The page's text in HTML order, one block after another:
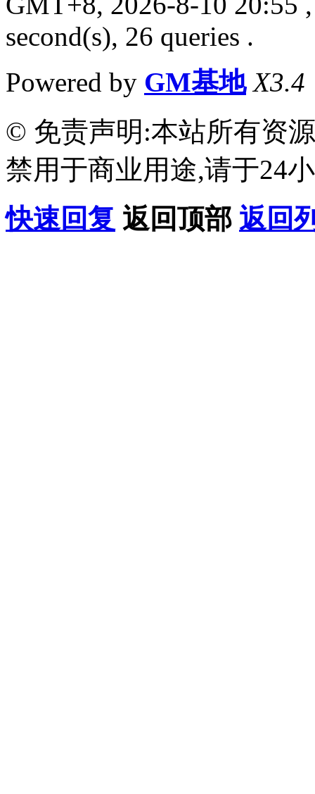
second(s), 26 queries .
Powered by GM基地 X3.4
© 免责声明:本站所有资
禁用于商业用途,请于24
快速回复 返回顶部 返回